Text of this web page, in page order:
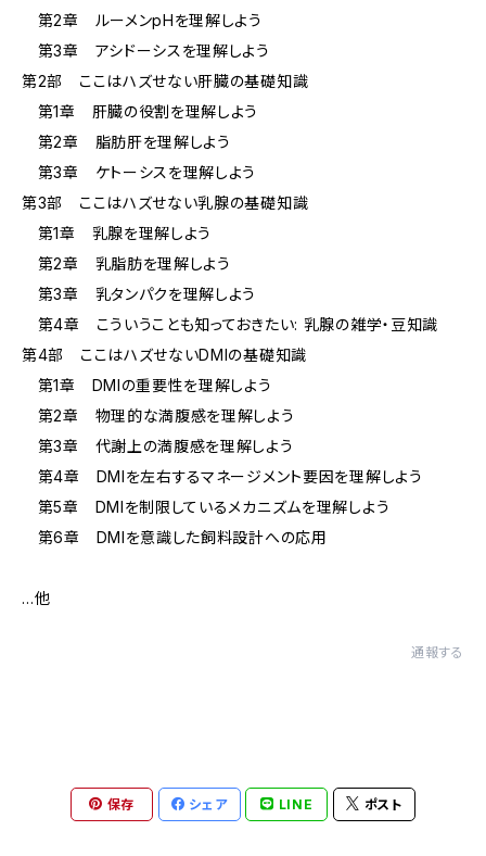
第2章 ルーメンpHを理解しよう
第3章 アシドーシスを理解しよう
第2部 ここはハズせない肝臓の基礎知識
第1章 肝臓の役割を理解しよう
第2章 脂肪肝を理解しよう
第3章 ケトーシスを理解しよう
第3部 ここはハズせない乳腺の基礎知識
第1章 乳腺を理解しよう
第2章 乳脂肪を理解しよう
第3章 乳タンパクを理解しよう
第4章 こういうことも知っておきたい: 乳腺の雑学・豆知識
第4部 ここはハズせないDMIの基礎知識
第1章 DMIの重要性を理解しよう
第2章 物理的な満腹感を理解しよう
第3章 代謝上の満腹感を理解しよう
第4章 DMIを左右するマネージメント要因を理解しよう
第5章 DMIを制限しているメカニズムを理解しよう
第6章 DMIを意識した飼料設計への応用
…他
通報する
保存 シェア LINE ポスト